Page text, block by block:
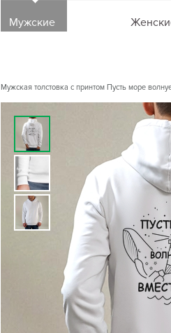
Мужские
Мужская толстовка с принтом Пусть море